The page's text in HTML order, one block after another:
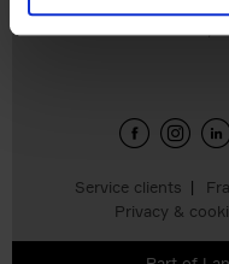
Service clients
Privacy &
Envie de